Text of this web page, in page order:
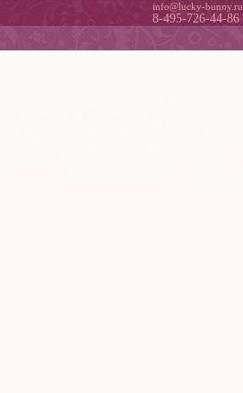
info@lucky-bunny.ru
8-495-726-44-86